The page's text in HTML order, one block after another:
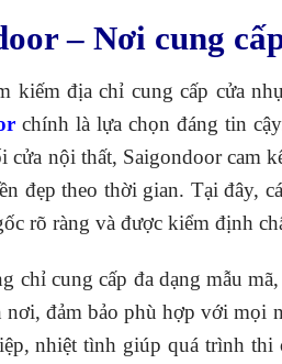
– Nơi cung
kiếm địa chỉ cung cấp cửa
chính là lựa chọn đáng tin
cửa nội thất, Saigondoor cam
đẹp theo thời gian. Tại đây,
rõ ràng và được kiểm định
chỉ cung cấp đa dạng mẫu
nơi, đảm bảo phù hợp với
nhiệt tình giúp quá trình thi